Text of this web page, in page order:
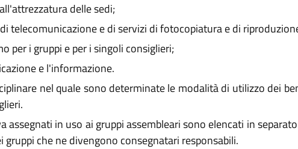
delle sedi;
telecomunicazione e di servizi di fotocopiatura e di
per i gruppi e per i singoli consiglieri;
e l'informazione.
nel quale sono determinate le modalità di utilizzo dei
assegnati in uso ai gruppi assembleari sono elencati in
che ne divengono consegnatari responsabili.